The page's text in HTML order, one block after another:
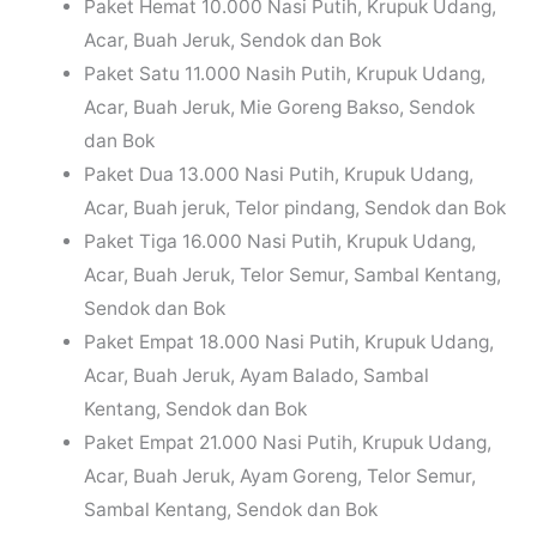
Paket Hemat 10.000 Nasi Putih, Krupuk Udang,
Acar, Buah Jeruk, Sendok dan Bok
Paket Satu 11.000 Nasih Putih, Krupuk Udang,
Acar, Buah Jeruk, Mie Goreng Bakso, Sendok
dan Bok
Paket Dua 13.000 Nasi Putih, Krupuk Udang,
Acar, Buah jeruk, Telor pindang, Sendok dan Bok
Paket Tiga 16.000 Nasi Putih, Krupuk Udang,
Acar, Buah Jeruk, Telor Semur, Sambal Kentang,
Sendok dan Bok
Paket Empat 18.000 Nasi Putih, Krupuk Udang,
Acar, Buah Jeruk, Ayam Balado, Sambal
Kentang, Sendok dan Bok
Paket Empat 21.000 Nasi Putih, Krupuk Udang,
Acar, Buah Jeruk, Ayam Goreng, Telor Semur,
Sambal Kentang, Sendok dan Bok